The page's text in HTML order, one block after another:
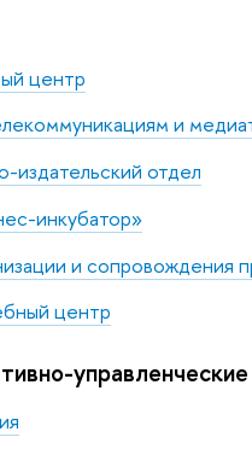
центр
и
издательский отдел
инкубатор»
и сопровождения
центр